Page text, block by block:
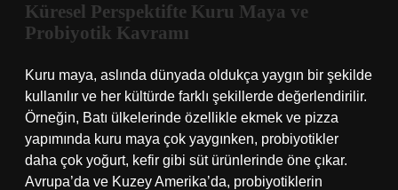
Küresel Perspektifte Kuru Maya ve
Probiyotik Kavramı
Kuru maya, aslında dünyada oldukça yaygın bir şekilde
kullanılır ve her kültürde farklı şekillerde değerlendirilir.
Örneğin, Batı ülkelerinde özellikle ekmek ve pizza
yapımında kuru maya çok yaygınken, probiyotikler
daha çok yoğurt, kefir gibi süt ürünlerinde öne çıkar.
Avrupa’da ve Kuzey Amerika’da, probiyotiklerin